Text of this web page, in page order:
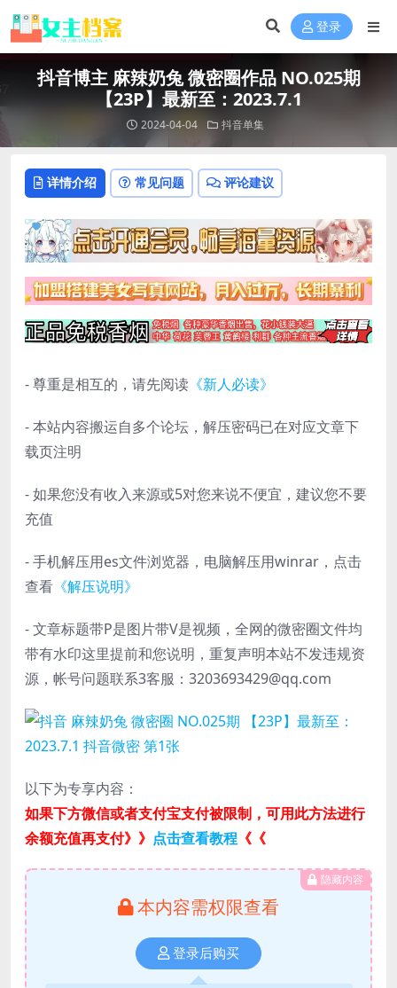
登录
抖音博主 麻辣奶兔 微密圈作品 NO.025期
【23P】最新至：2023.7.1
2024-04-04 抖音单集
详情介绍 常见问题 评论建议
- 尊重是相互的，请先阅读 《新人必读》
- 本站内容搬运自多个论坛，解压密码已在对应文章下
载页注明
- 如果您没有收入来源或5对您来说不便宜，建议您不要
充值
- 手机解压用es文件浏览器，电脑解压用winrar，点击
查看 《解压说明》
- 文章标题带P是图片带V是视频，全网的微密圈文件均
带有水印这里提前和您说明，重复声明本站不发违规资
源，帐号问题联系3客服：3203693429@qq.com
以下为专享内容：
如果下方微信或者支付宝支付被限制，可用此方法进行
余额充值再支付》》 点击查看教程 《《
隐藏内容
本内容需权限查看
登录后购买